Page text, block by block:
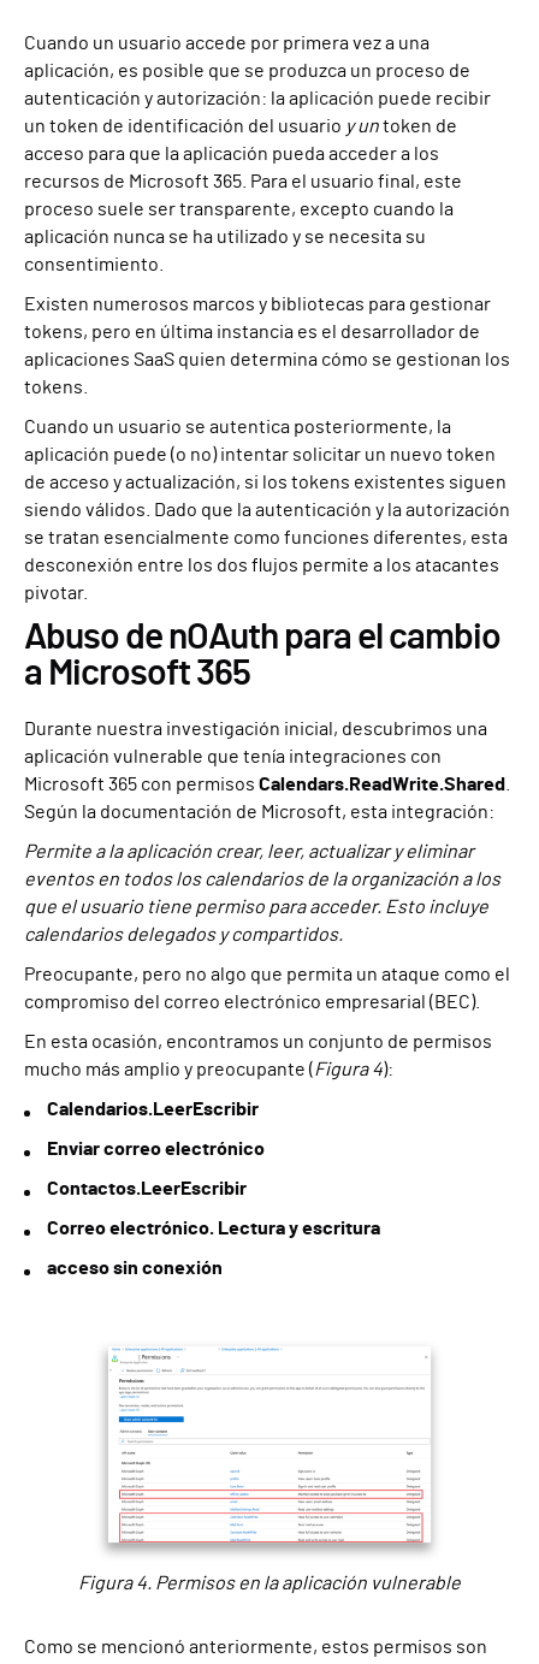
Cuando un usuario accede por primera vez a una
aplicación, es posible que se produzca un proceso de
autenticación y autorización: la aplicación puede recibir
un token de identificación del usuario y untoken de
acceso para que la aplicación pueda acceder a los
recursos de Microsoft 365. Para el usuario final, este
proceso suele ser transparente, excepto cuando la
aplicación nunca se ha utilizado y se necesita su
consentimiento.
Existen numerosos marcos y bibliotecas para gestionar
tokens, pero en última instancia es el desarrollador de
aplicaciones SaaS quien determina cómo se gestionan los
tokens.
Cuando un usuario se autentica posteriormente, la
aplicación puede (o no) intentar solicitar un nuevo token
de acceso y actualización, si los tokens existentes siguen
siendo válidos. Dado que la autenticación y la autorización
se tratan esencialmente como funciones diferentes, esta
desconexión entre los dos flujos permite a los atacantes
pivotar.
Abuso de nOAuth para el cambio
a Microsoft 365
Durante nuestra investigación inicial, descubrimos una
aplicación vulnerable que tenía integraciones con
Microsoft 365 con permisos Calendars.ReadWrite.Shared .
Según la documentación de Microsoft, esta integración:
Permite a la aplicación crear, leer, actualizar y eliminar
eventos en todos los calendarios de la organización a los
que el usuario tiene permiso para acceder. Esto incluye
calendarios delegados y compartidos.
Preocupante, pero no algo que permita un ataque como el
compromiso del correo electrónico empresarial (BEC).
En esta ocasión, encontramos un conjunto de permisos
mucho más amplio y preocupante (Figura 4):
Calendarios.LeerEscribir
Enviar correo electrónico
Contactos.LeerEscribir
Correo electrónico. Lectura y escritura
acceso sin conexión
Figura 4. Permisos en la aplicación vulnerable
Como se mencionó anteriormente, estos permisos son